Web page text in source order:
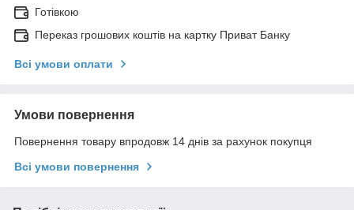
Готівкою
Переказ грошових коштів на картку Приват Банку
Всі умови оплати
Умови повернення
Повернення товару впродовж 14 днів за рахунок покупця
Всі умови повернення